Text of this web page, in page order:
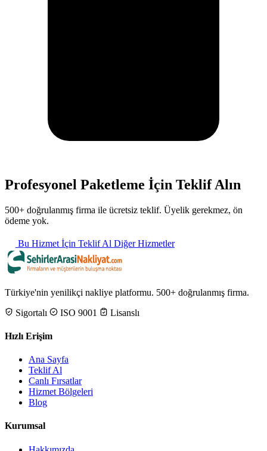
Profesyonel Paketleme İçin Teklif Alın
500+ doğrulanmış firma ile ücretsiz teklif. Üyelik gerekmez, ön
ödeme yok.
Bu Hizmet İçin Teklif Al Diğer Hizmetler
Türkiye'nin yenilikçi nakliye platformu. 500+ doğrulanmış firma.
Sigortalı
ISO 9001 Lisanslı
Hızlı Erişim
Ana Sayfa
Teklif Al
Canlı Fırsatlar
Hizmet Bölgeleri
Blog
Kurumsal